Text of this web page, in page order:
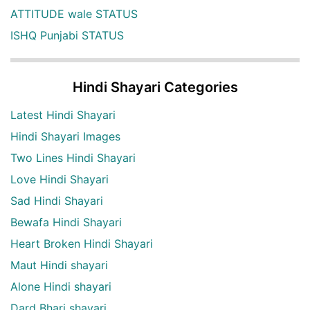
ATTITUDE wale STATUS
ISHQ Punjabi STATUS
Hindi Shayari Categories
Latest Hindi Shayari
Hindi Shayari Images
Two Lines Hindi Shayari
Love Hindi Shayari
Sad Hindi Shayari
Bewafa Hindi Shayari
Heart Broken Hindi Shayari
Maut Hindi shayari
Alone Hindi shayari